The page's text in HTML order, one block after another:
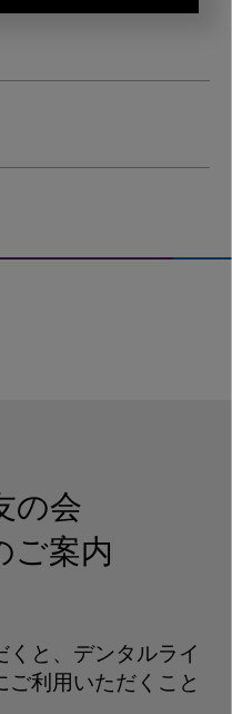
の会
ご案内
と、デンタルライ
ご利用いただくこと